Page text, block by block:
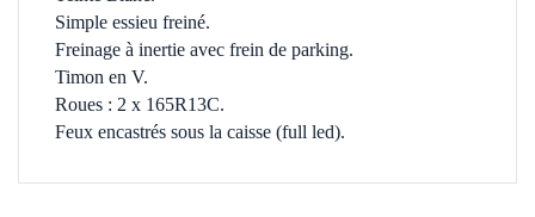
Simple essieu freiné.
Freinage à inertie avec frein de parking.
Timon en V.
Roues : 2 x 165R13C.
Feux encastrés sous la caisse (full led).